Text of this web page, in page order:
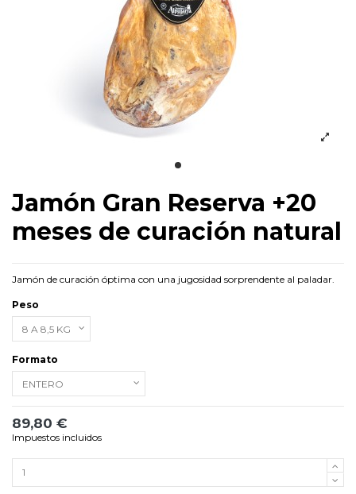
Jamón Gran Reserva +20
meses de curación natural
Jamón de curación óptima con una jugosidad sorprendente al paladar.
Peso
Formato
89,80 €
Impuestos incluidos